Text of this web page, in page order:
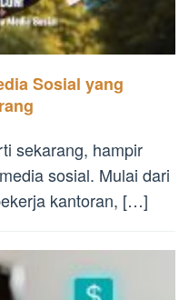
Sosial yang
sekarang, hampir
sosial. Mulai dari
kantoran, […]